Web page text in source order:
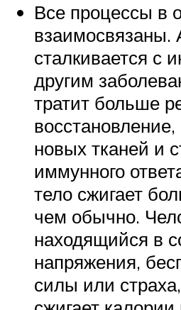
Все процессы в
взаимосвязаны.
сталкивается с
другим
тратит больше
новых тканей и
иммунного
тело сжигает
чем обычно.
находящийся в
напряжения,
силы или